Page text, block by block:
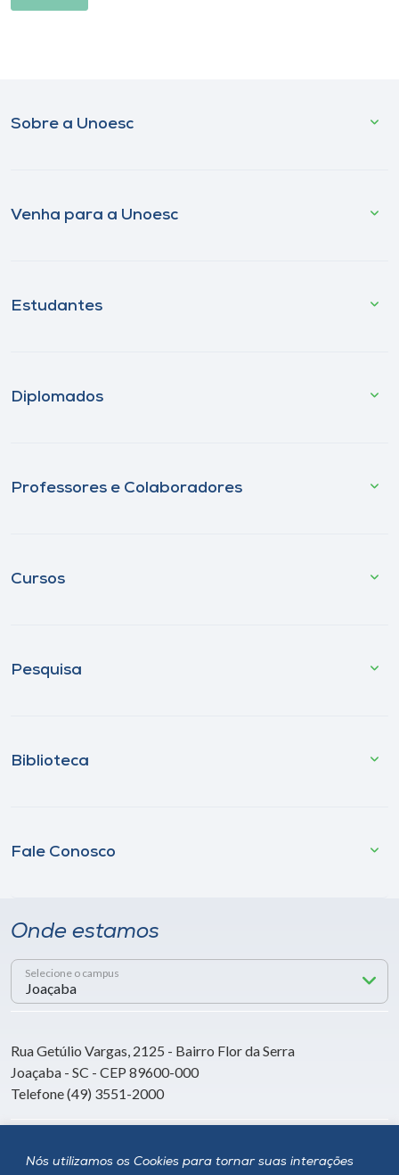
Nós utilizamos os Cookies para tornar suas interações
Sobre a Unoesc
Venha para a Unoesc
Estudantes
Diplomados
Professores e Colaboradores
Cursos
Pesquisa
Biblioteca
Fale Conosco
Onde estamos
Selecione o campus
Rua Getúlio Vargas, 2125 - Bairro Flor da Serra
Joaçaba - SC - CEP 89600-000
Telefone (49) 3551-2000
Siga a Unoesc